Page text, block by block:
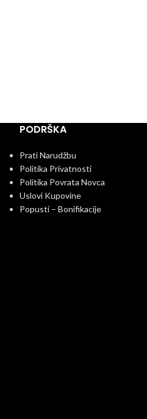
PODRŠKA
Prati Narudžbu
Politika Privatnosti
Politika Povrata Novca
Uslovi Kupovine
Popusti – Bonifikacije